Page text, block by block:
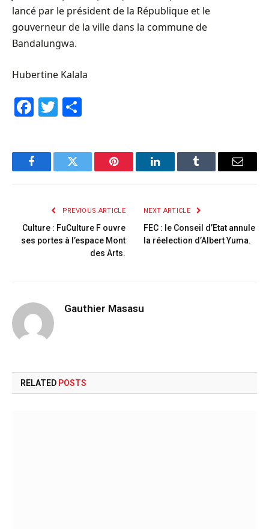
lancé par le président de la République et le
gouverneur de la ville dans la commune de
Bandalungwa.
Hubertine Kalala
Facebook
Twitter
FacebookTwitter Pinterest LinkedInTumblr Email
PREVIOUS ARTICLE
Culture : FuCulture F ouvre
ses portes à l’espace Mont
des Arts.
NEXT ARTICLE
FEC : le Conseil d’Etat annule
la réelection d’Albert Yuma.
Gauthier Masasu
RELATED POSTS